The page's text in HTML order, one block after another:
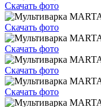
Скачать фото
Скачать фото
Скачать фото
Скачать фото
Скачать фото